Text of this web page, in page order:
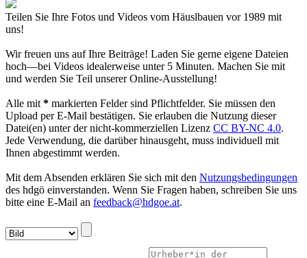
Teilen Sie Ihre Fotos und Videos vom Häuslbauen vor 1989 mit
uns!
Wir freuen uns auf Ihre Beiträge! Laden Sie gerne eigene Dateien
hoch—bei Videos idealerweise unter 5 Minuten. Machen Sie mit
und werden Sie Teil unserer Online-Ausstellung!
Alle mit * markierten Felder sind Pflichtfelder. Sie müssen den
Upload per E-Mail bestätigen. Sie erlauben die Nutzung dieser
Datei(en) unter der nicht-kommerziellen Lizenz CC BY-NC 4.0.
Jede Verwendung, die darüber hinausgeht, muss individuell mit
Ihnen abgestimmt werden.
Mit dem Absenden erklären Sie sich mit den Nutzungsbedingungen
des hdgö einverstanden. Wenn Sie Fragen haben, schreiben Sie uns
bitte eine E-Mail an feedback@hdgoe.at.